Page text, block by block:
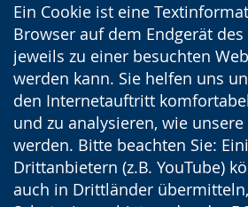
Ein Cookie ist eine
Browser auf dem Endgerät
jeweils zu einer besuchten
werden kann. Sie helfen uns
den Internetauftritt
und zu analysieren, wie
werden. Bitte beachten Sie:
Drittanbietern (z.B. YouTube)
auch in Drittländer